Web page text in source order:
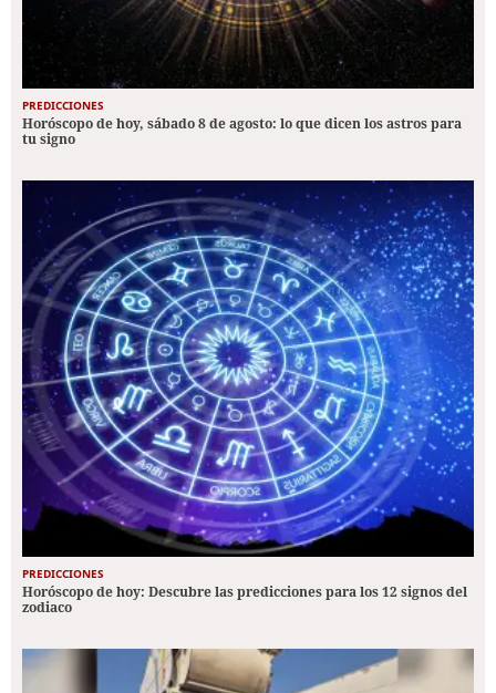
PREDICCIONES
Horóscopo de hoy, sábado 8 de agosto: lo que dicen los astros para
tu signo
PREDICCIONES
Horóscopo de hoy: Descubre las predicciones para los 12 signos del
zodiaco